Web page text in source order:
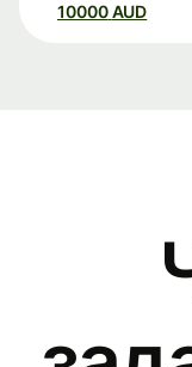
10000 AUD